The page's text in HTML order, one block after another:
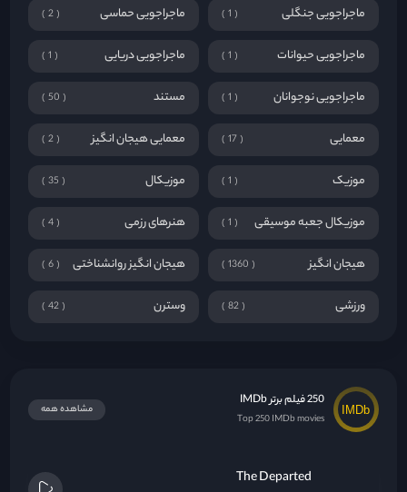
ماجراجویی جنگلی 1 ماجراجویی حماسی 2
ماجراجویی حیوانات 1 ماجراجویی دریایی 1
ماجراجویی نوجوانان 1 مستند 50
معمایی 17 معمایی هیجان انگیز 2
موزیک 1 موزیکال 35
موزیکال جعبه موسیقی 1 هنرهای رزمی 4
هیجان انگیز 1360 هیجان انگیز روانشناختی 6
ورزشی 82 وسترن 42
250 فیلم برتر IMDb
Top 250 IMDb movies
مشاهده همه
The Departed